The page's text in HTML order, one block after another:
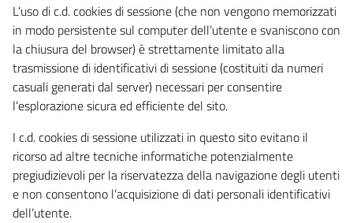
L’uso di c.d. cookies di sessione (che non vengono memorizzati
in modo persistente sul computer dell’utente e svaniscono con
la chiusura del browser) è strettamente limitato alla
trasmissione di identificativi di sessione (costituiti da numeri
casuali generati dal server) necessari per consentire
l’esplorazione sicura ed efficiente del sito.
I c.d. cookies di sessione utilizzati in questo sito evitano il
ricorso ad altre tecniche informatiche potenzialmente
pregiudizievoli per la riservatezza della navigazione degli utenti
e non consentono l’acquisizione di dati personali identificativi
dell’utente.